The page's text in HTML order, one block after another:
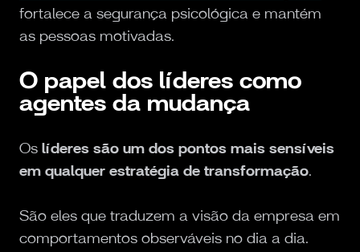
fortalece a segurança psicológica e mantém
as pessoas motivadas.
O papel dos líderes como
agentes da mudança
Os líderes são um dos pontos mais sensíveis
em qualquer estratégia de transformação.
São eles que traduzem a visão da empresa em
comportamentos observáveis no dia a dia.